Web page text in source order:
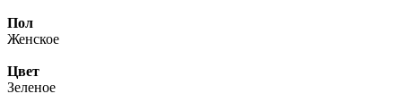
Пол
Женское
Цвет
Зеленое